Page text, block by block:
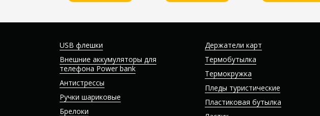
USB флешки
Внешние аккумуляторы для
телефона Power bank
Антистрессы
Ручки шариковые
Брелоки
Держатели карт
Термобутылка
Термокружка
Пледы туристические
Пластиковая бутылка